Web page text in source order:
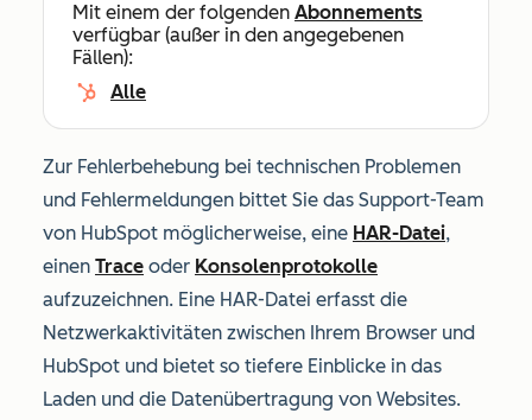
Mit einem der folgenden Abonnements
verfügbar (außer in den angegebenen
Fällen):
Alle
Zur Fehlerbehebung bei technischen Problemen
und Fehlermeldungen bittet Sie das Support-Team
von HubSpot möglicherweise, eine HAR-Datei,
einen Trace oder Konsolenprotokolle
aufzuzeichnen. Eine HAR-Datei erfasst die
Netzwerkaktivitäten zwischen Ihrem Browser und
HubSpot und bietet so tiefere Einblicke in das
Laden und die Datenübertragung von Websites.